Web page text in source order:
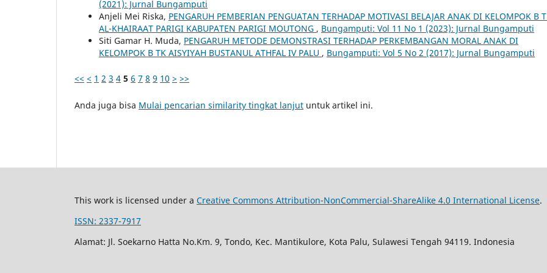
(2021): Jurnal Bungamputi
Anjeli Mei Riska, PENGARUH PEMBERIAN PENGUATAN TERHADAP MOTIVASI BELAJAR ANAK DI KELOMPOK B
AL-KHAIRAAT PARIGI KABUPATEN PARIGI MOUTONG , Bungamputi: Vol 11 No 1 (2023): Jurnal Bungamputi
Siti Gamar H. Muda, PENGARUH METODE DEMONSTRASI TERHADAP PERKEMBANGAN MORAL ANAK DI
KELOMPOK B TK AISYIYAH BUSTANUL ATHFAL IV PALU , Bungamputi: Vol 5 No 2 (2017): Jurnal Bungamputi
<< < 1 2 3 4 5 6 7 8 9 10 > >>
Anda juga bisa Mulai pencarian similarity tingkat lanjut untuk artikel ini.
This work is licensed under a Creative Commons Attribution-NonCommercial-ShareAlike 4.0 International License.
ISSN: 2337-7917
Alamat: Jl. Soekarno Hatta No.Km. 9, Tondo, Kec. Mantikulore, Kota Palu, Sulawesi Tengah 94119. Indonesia